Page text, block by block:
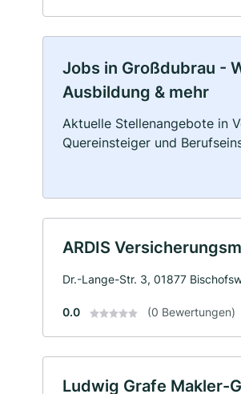
Jobs in Großdubrau -
Ausbildung & mehr
Aktuelle Stellenangebote in
Quereinsteiger und
ARDIS
Dr.-Lange-Str. 3, 01877
0.0 (0 Bewertungen)
Ludwig Grafe Makler-